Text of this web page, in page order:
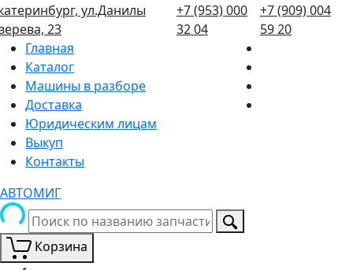
ул.Данилы
23
+7 (953) 000
32 04
+7 (909) 004
59 20
Главная
Каталог
Машины в разборе
Доставка
Юридическим лицам
Выкуп
Контакты
АВТОМИГ
Корзина